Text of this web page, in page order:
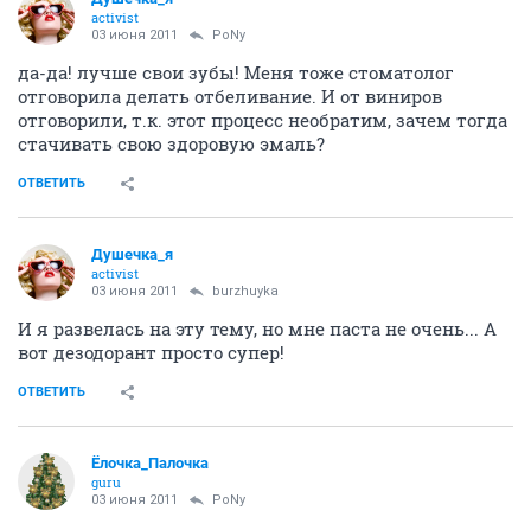
activist
03 июня 2011 PoNy
да-да! лучше свои зубы! Меня тоже стоматолог
отговорила делать отбеливание. И от виниров
отговорили, т.к. этот процесс необратим, зачем тогда
стачивать свою здоровую эмаль?
ОТВЕТИТЬ
Душечка_я
activist
03 июня 2011 burzhuyka
И я развелась на эту тему, но мне паста не очень... А
вот дезодорант просто супер!
ОТВЕТИТЬ
Ёлочка_Палочка
guru
03 июня 2011 PoNy